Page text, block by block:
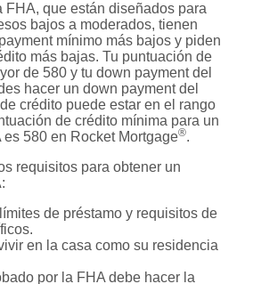
FHA, que están diseñados para
bajos a moderados, tienen
mínimo más bajos y piden
más bajas. Tu puntuación de
de 580 y tu down payment del
hacer un down payment del
crédito puede estar en el rango
de crédito mínima para un
580 en Rocket Mortgage®.
requisitos para obtener un
de préstamo y requisitos de
en la casa como su residencia
por la FHA debe hacer la